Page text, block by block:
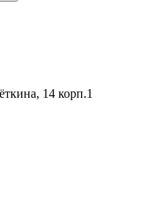
14 корп.1